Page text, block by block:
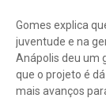
Gomes explica
juventude e na
Anápolis deu um
que o projeto é
mais avanços